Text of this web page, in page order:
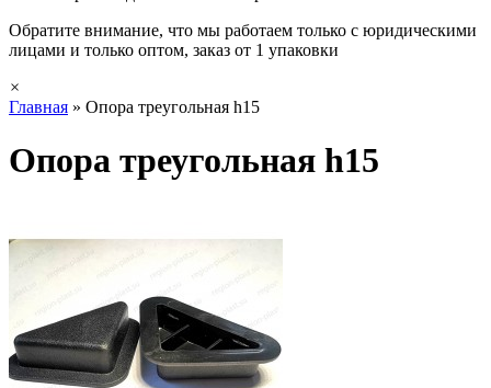
Обратите внимание, что мы работаем только с юридическими
лицами и только оптом, заказ от 1 упаковки
×
Главная » Опора треугольная h15
Опора треугольная h15